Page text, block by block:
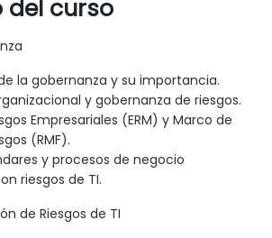
del curso
la gobernanza y su importancia.
y gobernanza de riesgos.
Empresariales (ERM) y Marco de
(RMF).
y procesos de negocio
riesgos de TI.
de Riesgos de TI